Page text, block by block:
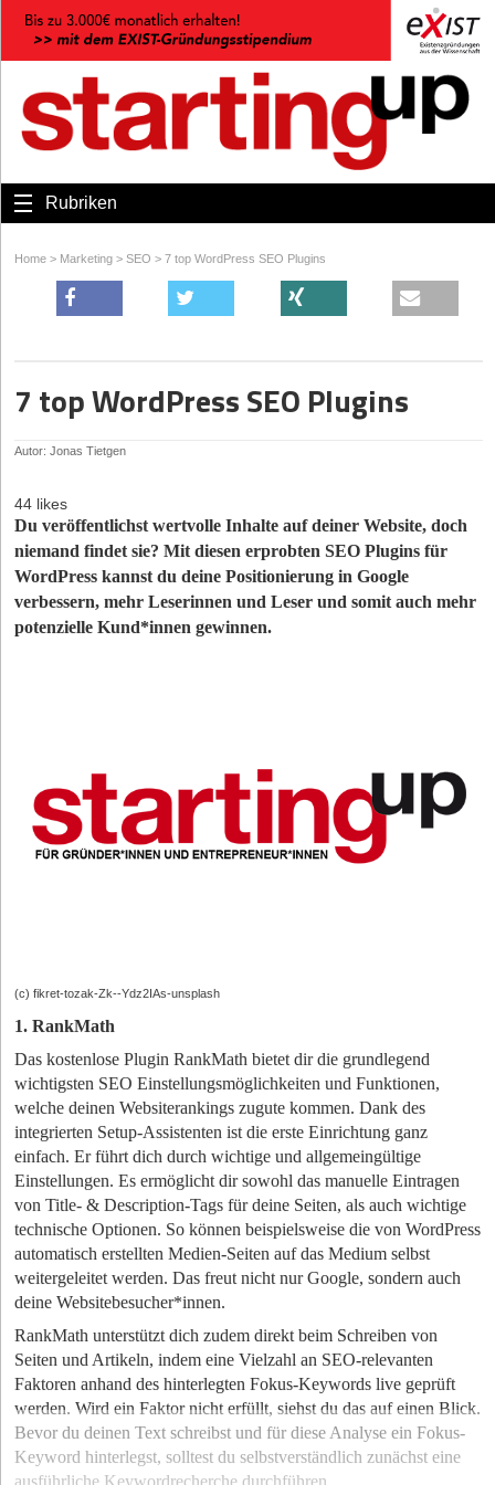
Rubriken
Home > Marketing > SEO > 7 top WordPress SEO Plugins
7 top WordPress SEO Plugins
Autor: Jonas Tietgen
44 likes
Du veröffentlichst wertvolle Inhalte auf deiner Website, doch
niemand findet sie? Mit diesen erprobten SEO Plugins für
WordPress kannst du deine Positionierung in Google
verbessern, mehr Leserinnen und Leser und somit auch mehr
potenzielle Kund*innen gewinnen.
(c) fikret-tozak-Zk--Ydz2IAs-unsplash
1. RankMath
Das kostenlose Plugin RankMath bietet dir die grundlegend
wichtigsten SEO Einstellungsmöglichkeiten und Funktionen,
welche deinen Websiterankings zugute kommen. Dank des
integrierten Setup-Assistenten ist die erste Einrichtung ganz
einfach. Er führt dich durch wichtige und allgemeingültige
Einstellungen. Es ermöglicht dir sowohl das manuelle Eintragen
von Title- & Description-Tags für deine Seiten, als auch wichtige
technische Optionen. So können beispielsweise die von WordPress
automatisch erstellten Medien-Seiten auf das Medium selbst
weitergeleitet werden. Das freut nicht nur Google, sondern auch
deine Websitebesucher*innen.
RankMath unterstützt dich zudem direkt beim Schreiben von
Seiten und Artikeln, indem eine Vielzahl an SEO-relevanten
Faktoren anhand des hinterlegten Fokus-Keywords live geprüft
werden. Wird ein Faktor nicht erfüllt, siehst du das auf einen Blick.
Bevor du deinen Text schreibst und für diese Analyse ein Fokus-
Keyword hinterlegst, solltest du selbstverständlich zunächst eine